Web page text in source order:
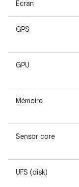
Écran
GPS
GPU
Mémoire
Sensor core
UFS (disk)